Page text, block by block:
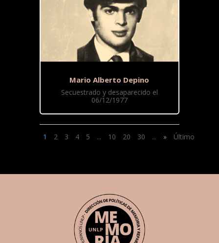
Mario Alberto Depino
Secuestrado y desaparecido el
06/12/1977
1 2 3 4 5 ... 10 20 30 ... » Último